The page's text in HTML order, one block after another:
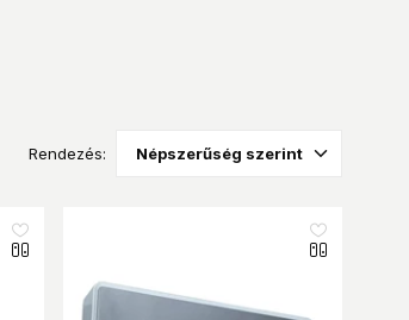
Rendezés: